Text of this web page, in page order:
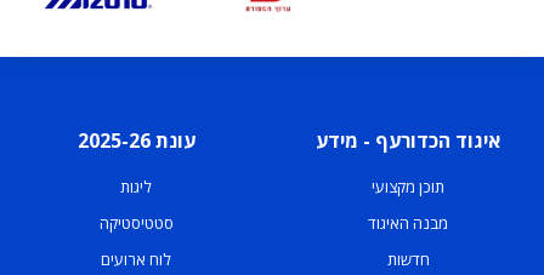
איגוד הכדורעף - מידע
תוכן מקצועי
מבנה האיגוד
חדשות
עונת 2025-26
ליגות
סטטיסטיקה
לוח ארועים